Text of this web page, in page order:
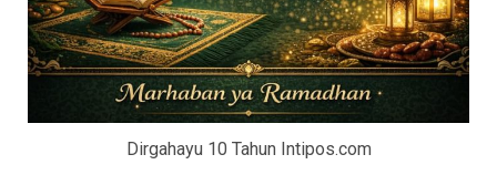
Dirgahayu 10 Tahun Intipos.com